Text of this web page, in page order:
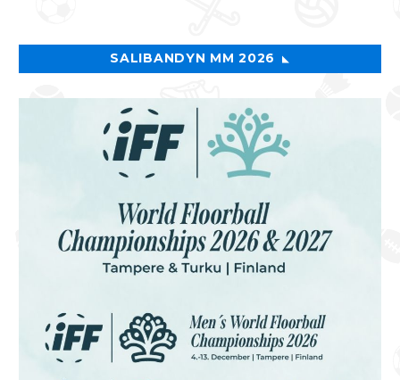
SALIBANDYN MM 2026